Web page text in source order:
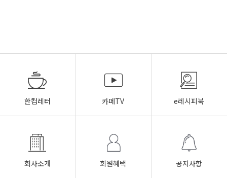
한컵레터 카페TV e레시피북
회사소개 회원혜택 공지사항